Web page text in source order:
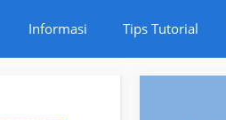
Informasi Tips Tutorial